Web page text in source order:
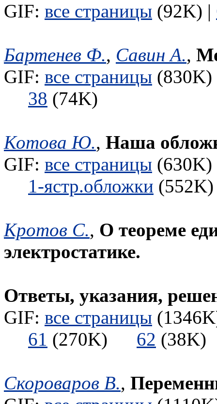
GIF: все страницы (92K) |
Бартенев Ф., Савин А.,
GIF: все страницы
38 (74K)
Котова Ю., Наша
GIF: все страницы
1-ястр.обложки
Кротов С., О теореме
электростатике.
Ответы, указания,
GIF: все страницы
61 (270K) 62
Скороваров В.,